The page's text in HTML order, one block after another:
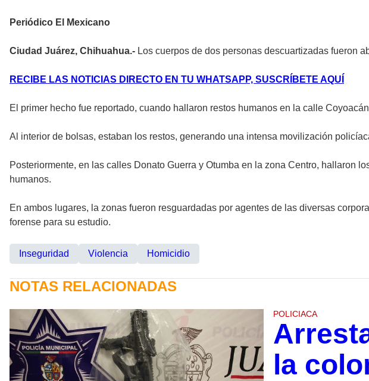
Periódico El Mexicano
Ciudad Juárez, Chihuahua.- Los cuerpos de dos personas descuartizadas fueron
RECIBE LAS NOTICIAS DIRECTO EN TU WHATSAPP, SUSCRÍBETE AQUÍ
El primer hecho fue reportado, cuando hallaron restos humanos en la calle
Al interior de bolsas, estaban los restos, generando una intensa movilización
Posteriormente, en las calles Donato Guerra y Otumba en la zona Centro, hallaron
humanos.
En ambos lugares, la zonas fueron resguardadas por agentes de las diversas
forense para su estudio.
Inseguridad Violencia Homicidio
NOTAS RELACIONADAS
POLICIACA
la